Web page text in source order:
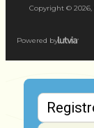
Copyright © 2026,
Powered by